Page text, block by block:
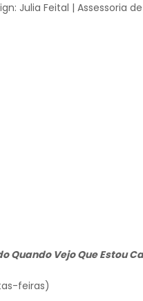
Julia Feital | Assessoria
Quando Vejo Que Estou
feiras)